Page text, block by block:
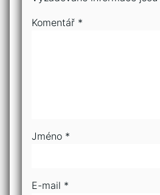
Komentář *
Jméno *
E-mail *